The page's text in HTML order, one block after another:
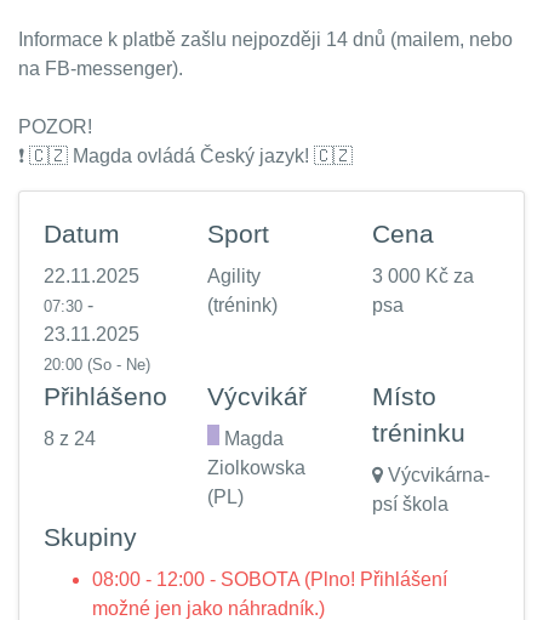
Informace k platbě zašlu nejpozději 14 dnů (mailem, nebo
na FB-messenger).
POZOR!
❗️ 🇨🇿 Magda ovládá Český jazyk! 🇨🇿
Datum
22.11.2025
07:30 -
23.11.2025
20:00 (So - Ne)
Sport
Agility
(trénink)
Cena
3 000 Kč za
psa
Přihlášeno
8 z 24
Výcvikář
Magda
Ziolkowska
(PL)
Místo
tréninku
Výcvikárna-
psí škola
Skupiny
08:00 - 12:00 - SOBOTA (Plno! Přihlášení
možné jen jako náhradník.)